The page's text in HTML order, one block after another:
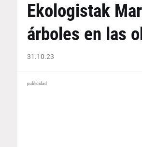
Ekologistak
árboles en las
31.10.23
publicidad